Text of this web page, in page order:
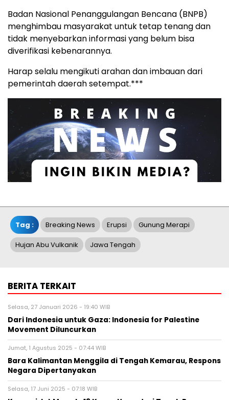
Badan Nasional Penanggulangan Bencana (BNPB)
menghimbau masyarakat untuk tetap tenang dan
tidak menyebarkan informasi yang belum bisa
diverifikasi kebenarannya.
Harap selalu mengikuti arahan dan imbauan dari
pemerintah daerah setempat.***
Tag : Breaking News Erupsi Gunung Merapi
Hujan Abu Vulkanik Jawa Tengah
BERITA TERKAIT
Selasa, 27 Januari 2026 - 19:40 WIB
Dari Indonesia untuk Gaza: Indonesia for Palestine
Movement Diluncurkan
Jumat, 1 Agustus 2025 - 07:44 WIB
Bara Kalimantan Menggila di Tengah Kemarau, Respons
Negara Dipertanyakan
Selasa, 17 Juni 2025 - 07:18 WIB